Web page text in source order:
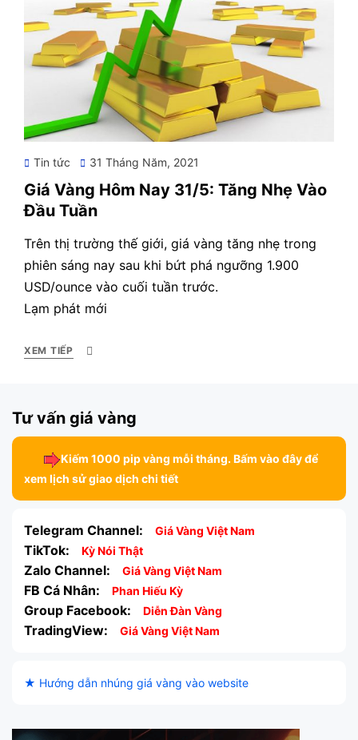
Tin tức
Posted
31 Tháng Năm, 2021
Giá Vàng Hôm Nay 31/5: Tăng Nhẹ Vào
Đầu Tuần
Trên thị trường thế giới, giá vàng tăng nhẹ trong
phiên sáng nay sau khi bứt phá ngưỡng 1.900
USD/ounce vào cuối tuần trước.
Lạm phát mới
XEM TIẾP
Tư vấn giá vàng
Kiếm 1000 pip vàng mỗi tháng. Bấm vào đây để
xem lịch sử giao dịch chi tiết
Telegram Channel: Giá Vàng Việt Nam
TikTok: Kỳ Nói Thật
Zalo Channel: Giá Vàng Việt Nam
FB Cá Nhân: Phan Hiếu Kỳ
Group Facebook: Diễn Đàn Vàng
TradingView: Giá Vàng Việt Nam
★ Hướng dẫn nhúng giá vàng vào website